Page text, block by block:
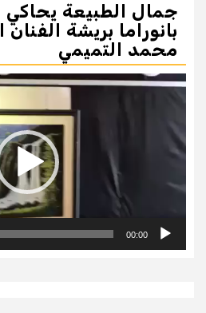
جمال الطبيعة يحاكي
بانوراما بريشة
محمد التميمي
مشغل
00:00